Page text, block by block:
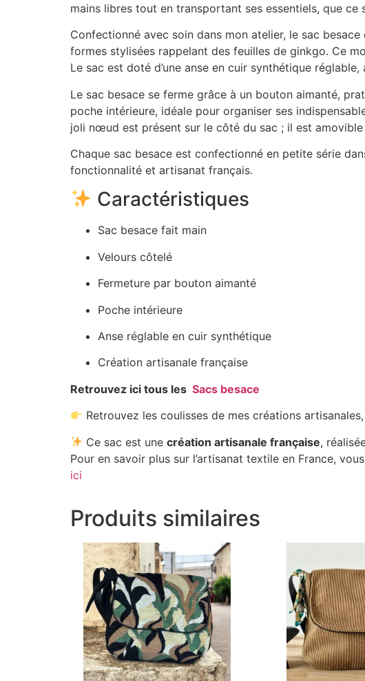
mains libres tout en transportant ses essentiels, que
Confectionné avec soin dans mon atelier, le sac
formes stylisées rappelant des feuilles de ginkgo. Ce
Le sac est doté d’une anse en cuir synthétique
Le sac besace se ferme grâce à un bouton aimanté,
poche intérieure, idéale pour organiser ses
joli nœud est présent sur le côté du sac ; il est
Chaque sac besace est confectionné en petite série
fonctionnalité et artisanat français.
Caractéristiques
Sac besace fait main
Velours côtelé
Fermeture par bouton aimanté
Poche intérieure
Anse réglable en cuir synthétique
Création artisanale française
Retrouvez ici tous les Sacs besace
Retrouvez les coulisses de mes créations
Ce sac est unecréation artisanale française,
Pour en savoir plus sur l’artisanat textile en France,
ici
Produits similaires